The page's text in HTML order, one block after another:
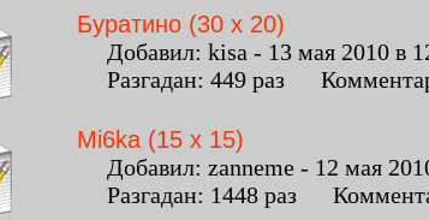
Буратино (30 x 20)
Добавил: kisa - 13 мая 2010 в
Разгадан: 449 раз
Mi6ka (15 x 15)
Добавил: zanneme - 12 мая
Разгадан: 1448 раз